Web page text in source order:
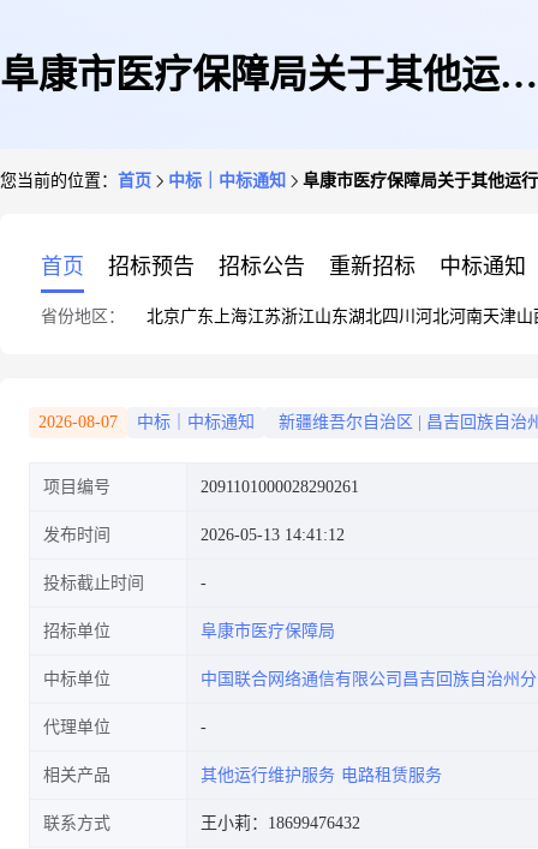
阜康市医疗保障局关于其他运行
您当前的位置： 首页 中标｜中标通知 阜康市医疗保障局关于其他运
首页 招标预告 招标公告 重新招标 中标通知
省份地区： 北京广东 上海江苏浙江山东湖北四川 河北河南天津山
2026-08-07 中标｜中标通知 新疆维吾尔自治区 昌吉回族自治
项目编号 2091101000028290261
发布时间 2026-05-13 14:41:12
投标截止时间
招标单位 阜康市医疗保障局
中标单位 中国联合网络通信有限公司昌吉回族自治州
代理单位
相关产品 其他运行维护服务 电路租赁服务
联系方式 王小莉：18699476432